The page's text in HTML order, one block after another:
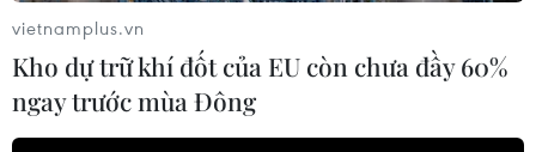
vietnamplus.vn
Kho dự trữ khí đốt của EU còn chưa đầy 60%
ngay trước mùa Đông